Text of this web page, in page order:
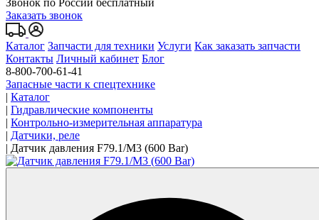
Звонок по России бесплатный
Заказать звонок
Каталог Запчасти для техники Услуги Как заказать запчасти
Контакты Личный кабинет Блог
8-800-700-61-41
Запасные части к спецтехнике
| Каталог
| Гидравлические компоненты
| Контрольно-измерительная аппаратура
| Датчики, реле
| Датчик давления F79.1/M3 (600 Bar)